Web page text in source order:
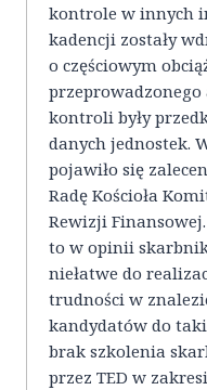
kontrole w innych
kadencji zostały
o częściowym
kontroli były
danych jednostek.
pojawiło się
Radę Kościoła
Rewizji
to w opinii
niełatwe do
trudności w
kandydatów do
brak szkolenia
przez TED w